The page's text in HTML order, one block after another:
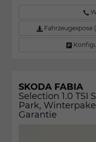
SKODA FABIA
Selection 1.0 TSI
Park,
Garantie